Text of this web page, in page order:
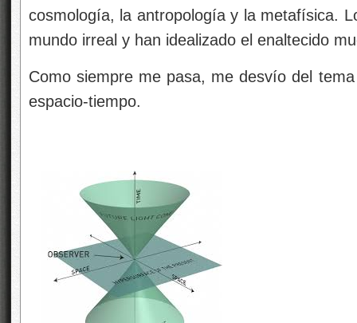
cosmología, la antropología y la metafísica.
mundo irreal y han idealizado el enaltecido
Como siempre me pasa, me desvío del
espacio-tiempo.